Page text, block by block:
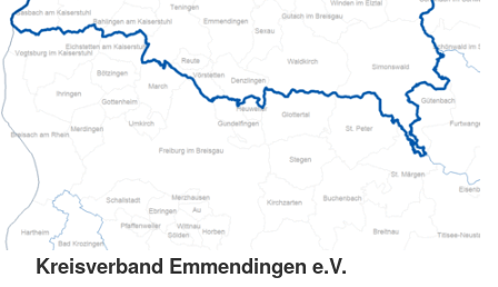
Kreisverband Emmendingen e.V.